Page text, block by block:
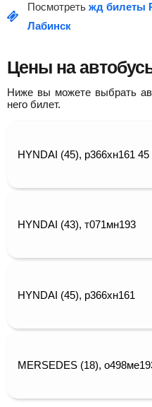
Посмотреть жд билеты
Лабинск
Цены на
Ниже вы можете выбрать
него билет.
HYNDAI (45), р366хн161
HYNDAI (43), т071мн193
HYNDAI (45), р366хн161
MERSEDES (18),